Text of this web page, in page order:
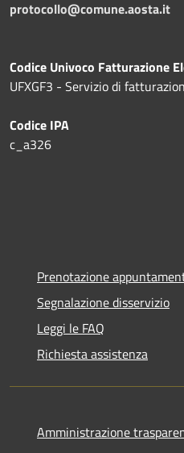
protocollo@comune.aosta.it
Codice Univoco Fatturazione
UFXGF3 - Servizio di
Codice IPA
c_a326
Prenotazione
Segnalazione disservizio
Leggi le FAQ
Richiesta assistenza
Amministrazione